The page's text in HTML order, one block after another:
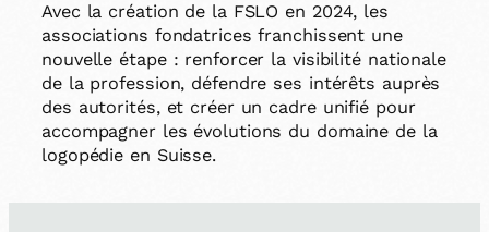
Avec la création de la FSLO en 2024, les
associations fondatrices franchissent une
nouvelle étape : renforcer la visibilité nationale
de la profession, défendre ses intérêts auprès
des autorités, et créer un cadre unifié pour
accompagner les évolutions du domaine de la
logopédie en Suisse.